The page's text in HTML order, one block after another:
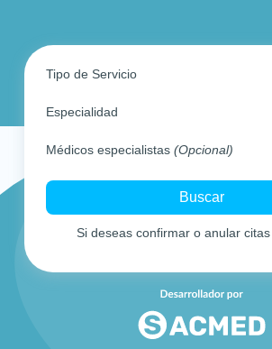
Tipo de Servicio
Especialidad
Médicos especialistas (Opcional)
Si deseas confirmar o anular